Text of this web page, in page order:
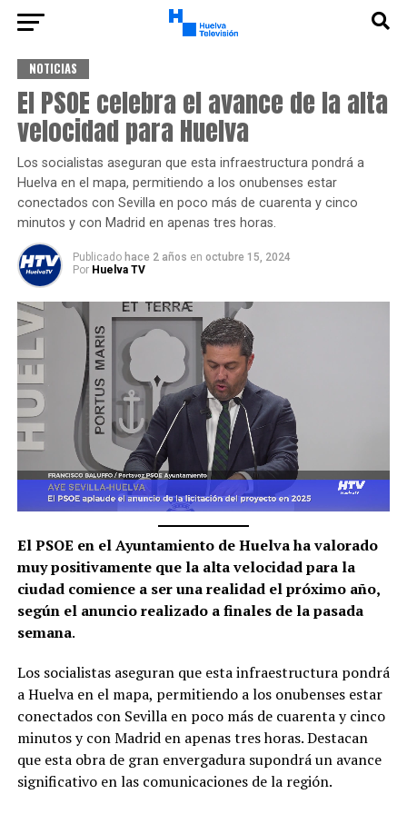
NOTICIAS
El PSOE celebra el avance de la alta
velocidad para Huelva
Los socialistas aseguran que esta infraestructura pondrá a
Huelva en el mapa, permitiendo a los onubenses estar
conectados con Sevilla en poco más de cuarenta y cinco
minutos y con Madrid en apenas tres horas.
Publicado hace 2 años en octubre 15, 2024
Por Huelva TV
El PSOE en el Ayuntamiento de Huelva ha valorado
muy positivamente que la alta velocidad para la
ciudad comience a ser una realidad el próximo año,
según el anuncio realizado a finales de la pasada
semana.
Los socialistas aseguran que esta infraestructura pondrá
a Huelva en el mapa, permitiendo a los onubenses estar
conectados con Sevilla en poco más de cuarenta y cinco
minutos y con Madrid en apenas tres horas. Destacan
que esta obra de gran envergadura supondrá un avance
significativo en las comunicaciones de la región.